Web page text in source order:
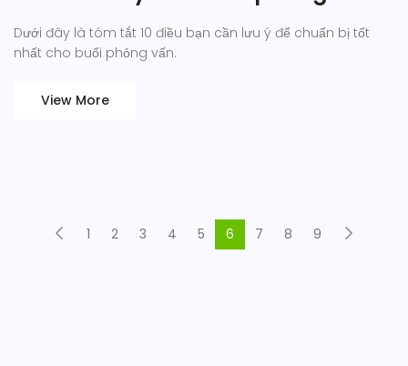
Dưới đây là tóm tắt 10 điều bạn cần lưu ý để chuẩn bị tốt
nhất cho buổi phỏng vấn.
View More
1 2 3 4 5 6 7 8 9